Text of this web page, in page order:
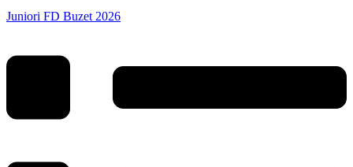
Juniori FD Buzet 2026